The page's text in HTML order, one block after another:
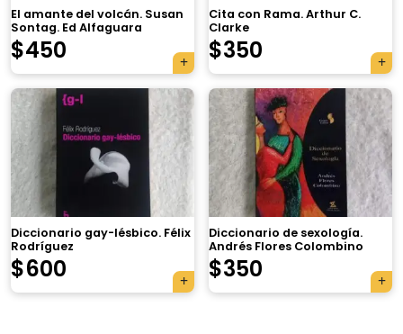
El amante del volcán. Susan
Sontag. Ed Alfaguara
$450
Cita con Rama. Arthur C.
Clarke
$350
Diccionario gay-lésbico. Félix
Rodríguez
$600
Diccionario de sexología.
Andrés Flores Colombino
$350
×
Tu carrito está vacío.
Agregá un producto y aparecerá acá
automáticamente.